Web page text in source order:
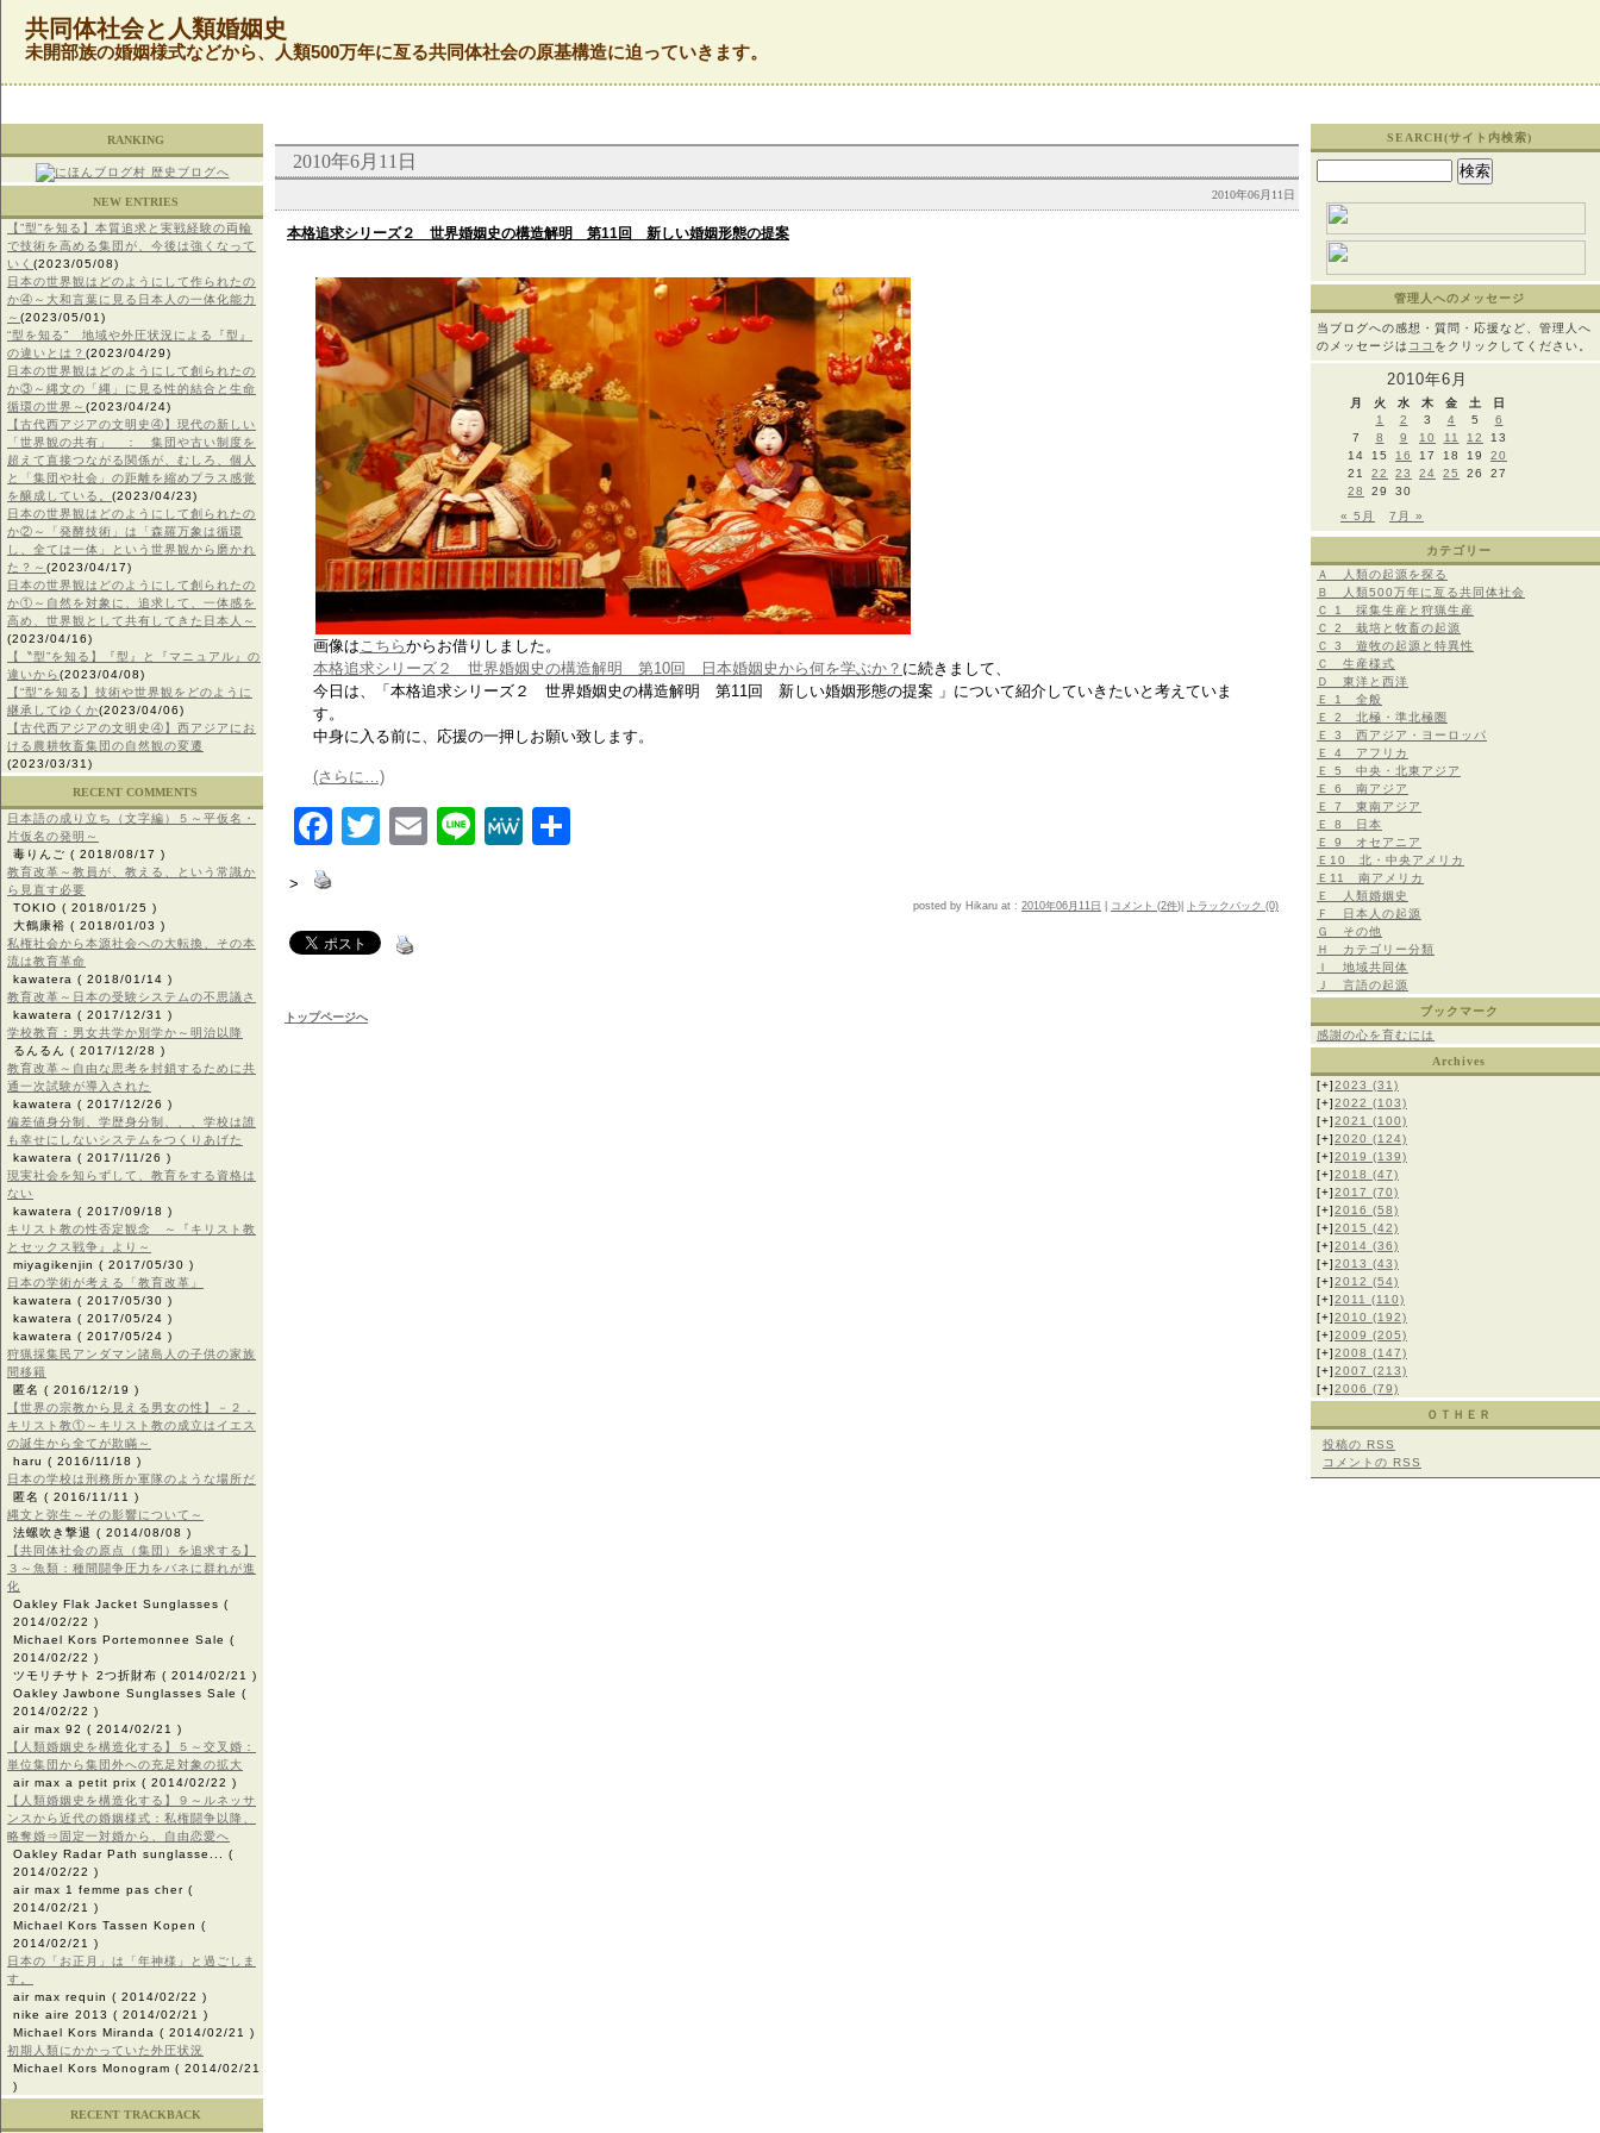
共同体社会と人類婚姻史
未開部族の婚姻様式などから、人類500万年に亙る共同体社会の原基構造に迫っていきます。
RANKING
NEW ENTRIES
【”型”を知る】本質追求と実戦経験の両輪
で技術を高める集団が、今後は強くなって
いく (2023/05/08)
日本の世界観はどのようにして作られたの
か④～大和言葉に見る日本人の一体化能力
～ (2023/05/01)
“型を知る” 地域や外圧状況による『型』
の違いとは？ (2023/04/29)
日本の世界観はどのようにして創られたの
か③～縄文の「縄」に見る性的結合と生命
循環の世界～ (2023/04/24)
【古代西アジアの文明史④】現代の新しい
「世界観の共有」 ： 集団や古い制度を
超えて直接つながる関係が、むしろ、個人
と「集団や社会」の距離を縮めプラス感覚
を醸成している。 (2023/04/23)
日本の世界観はどのようにして創られたの
か②～「発酵技術」は「森羅万象は循環
し、全ては一体」という世界観から磨かれ
た？～ (2023/04/17)
日本の世界観はどのようにして創られたの
か①～自然を対象に、追求して、一体感を
高め、世界観として共有してきた日本人～
(2023/04/16)
【〝型”を知る】『型』と『マニュアル』の
違いから(2023/04/08)
【“型”を知る】技術や世界観をどのように
継承してゆくか(2023/04/06)
【古代西アジアの文明史④】西アジアにお
ける農耕牧畜集団の自然観の変遷
(2023/03/31)
RECENT COMMENTS
日本語の成り立ち（文字編）５～平仮名・
片仮名の発明～
毒りんご ( 2018/08/17 )
教育改革～教員が、教える、という常識か
ら見直す必要
TOKIO ( 2018/01/25 )
大鶴康裕 ( 2018/01/03 )
私権社会から本源社会への大転換、その本
流は教育革命
kawatera ( 2018/01/14 )
教育改革～日本の受験システムの不思議さ
kawatera ( 2017/12/31 )
学校教育：男女共学か別学か～明治以降
るんるん ( 2017/12/28 )
教育改革～自由な思考を封鎖するために共
通一次試験が導入された
kawatera ( 2017/12/26 )
偏差値身分制、学歴身分制、、、学校は誰
も幸せにしないシステムをつくりあげた
kawatera ( 2017/11/26 )
現実社会を知らずして、教育をする資格は
ない
kawatera ( 2017/09/18 )
キリスト教の性否定観念 ～『キリスト教
とセックス戦争』より～
miyagikenjin ( 2017/05/30 )
日本の学術が考える「教育改革」
kawatera ( 2017/05/30 )
kawatera ( 2017/05/24 )
kawatera ( 2017/05/24 )
狩猟採集民アンダマン諸島人の子供の家族
間移籍
匿名 ( 2016/12/19 )
【世界の宗教から見える男女の性】－２．
キリスト教①～キリスト教の成立はイエス
の誕生から全てが欺瞞～
haru ( 2016/11/18 )
日本の学校は刑務所か軍隊のような場所だ
匿名 ( 2016/11/11 )
縄文と弥生～その影響について～
法螺吹き撃退 ( 2014/08/08 )
【共同体社会の原点（集団）を追求する】
３～魚類：種間闘争圧力をバネに群れが進
化
Oakley Flak Jacket Sunglasses (
2014/02/22 )
Michael Kors Portemonnee Sale (
2014/02/22 )
ツモリチサト 2つ折財布 ( 2014/02/21 )
Oakley Jawbone Sunglasses Sale (
2014/02/22 )
air max 92 ( 2014/02/21 )
【人類婚姻史を構造化する】５～交叉婚：
単位集団から集団外への充足対象の拡大
air max a petit prix ( 2014/02/22 )
【人類婚姻史を構造化する】９～ルネッサ
ンスから近代の婚姻様式：私権闘争以降、
略奪婚⇒固定一対婚から、自由恋愛へ
Oakley Radar Path sunglasse... (
2014/02/22 )
air max 1 femme pas cher (
2014/02/21 )
Michael Kors Tassen Kopen (
2014/02/21 )
日本の「お正月」は「年神様」と過ごしま
す。
air max requin ( 2014/02/22 )
nike aire 2013 ( 2014/02/21 )
Michael Kors Miranda ( 2014/02/21 )
初期人類にかかっていた外圧状況
Michael Kors Monogram ( 2014/02/21
)
RECENT TRACKBACK
2010年6月11日
2010年06月11日
本格追求シリーズ２ 世界婚姻史の構造解明 第11回 新しい婚姻形態の提案
画像はこちらからお借りしました。
本格追求シリーズ２ 世界婚姻史の構造解明 第10回 日本婚姻史から何を学ぶか？ に続きまして、
今日は、「本格追求シリーズ２ 世界婚姻史の構造解明 第11回 新しい婚姻形態の提案 」について紹介していきたいと考えていま
す。
中身に入る前に、応援の一押しお願い致します。
(さらに…)
Facebook
Twitter
EmailLineMeWe
>
posted by Hikaru at : 2010年06月11日 コメント (2件)| トラックバック (0)
トップページへ
SEARCH(サイト内検索)
索:
管理人へのメッセージ
当ブログへの感想・質問・応援など、管理人へ
のメッセージは ココ をクリックしてください。
2010年6月
月 火 水 木 金 土
日
1
2 3 4 5
6
7
8 9 10 11 12
13
14
15 16 17 18 19
20
21
22 23 24 25 26
27
28
29
30
« 5月
7月 »
カテゴリー
Ａ 人類の起源を探る
Ｂ 人類500万年に亙る共同体社会
Ｃ 1 採集生産と狩猟生産
Ｃ 2 栽培と牧畜の起源
Ｃ 3 遊牧の起源と特異性
Ｃ 生産様式
Ｄ 東洋と西洋
Ｅ 1 全般
Ｅ 2 北極・準北極圏
Ｅ 3 西アジア・ヨーロッパ
Ｅ 4 アフリカ
Ｅ 5 中央・北東アジア
Ｅ 6 南アジア
Ｅ 7 東南アジア
Ｅ 8 日本
Ｅ 9 オセアニア
Ｅ10 北・中央アメリカ
Ｅ11 南アメリカ
Ｅ 人類婚姻史
Ｆ 日本人の起源
Ｇ その他
Ｈ カテゴリー分類
Ｉ 地域共同体
Ｊ 言語の起源
ブックマーク
感謝の心を育むには
Archives
[+]2023 (31)
[+]2022 (103)
[+]2021 (100)
[+]2020 (124)
[+]2019 (139)
[+]2018 (47)
[+]2017 (70)
[+]2016 (58)
[+]2015 (42)
[+]2014 (36)
[+]2013 (43)
[+]2012 (54)
[+]2011 (110)
[+]2010 (192)
[+]2009 (205)
[+]2008 (147)
[+]2007 (213)
[+]2006 (79)
ＯＴＨＥＲ
投稿の RSS
コメントの RSS